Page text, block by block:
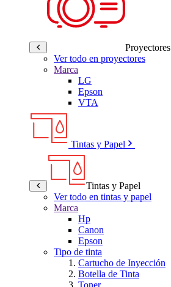
Proyectores
Ver todo en proyectores
Marca
LG
Epson
VTA
Tintas y Papel
Tintas y Papel
Ver todo en tintas y papel
Marca
Hp
Canon
Epson
Tipo de tinta
Cartucho de Inyección
Botella de Tinta
Toner